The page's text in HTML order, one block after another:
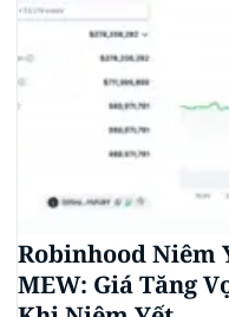
Robinhood Niêm
MEW: Giá Tăng